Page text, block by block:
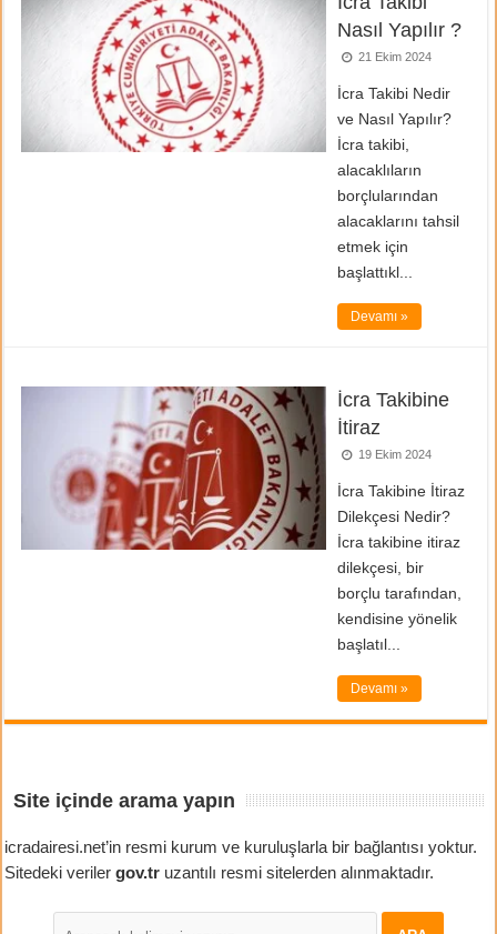
Nasıl Yapılır ?
21 Ekim 2024
İcra Takibi Nedir
ve Nasıl Yapılır?
İcra takibi,
alacaklıların
borçlularından
alacaklarını tahsil
etmek için
başlattıkl...
Devamı »
İcra Takibine
İtiraz
19 Ekim 2024
İcra Takibine İtiraz
Dilekçesi Nedir?
İcra takibine itiraz
dilekçesi, bir
borçlu tarafından,
kendisine yönelik
başlatıl...
Devamı »
Site içinde arama yapın
icradairesi.net’in resmi kurum ve kuruluşlarla bir bağlantısı yoktur.
Sitedeki verilergov.tr uzantılı resmi sitelerden alınmaktadır.